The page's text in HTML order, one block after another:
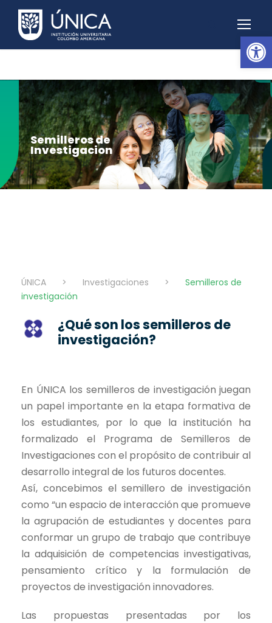
Abrir barra de herramientas
Semilleros de
Investigacion
ÚNICA > Investigaciones >
Semilleros de
investigación
¿Qué son los semilleros de
investigación?
En ÚNICA los semilleros de investigación juegan
un papel importante en la etapa formativa de
los estudiantes, por lo que la institución ha
formalizado el Programa de Semilleros de
Investigaciones con el propósito de contribuir al
desarrollo integral de los futuros docentes.
Así, concebimos el semillero de investigación
como “un espacio de interacción que promueve
la agrupación de estudiantes y docentes para
conformar un grupo de trabajo que contribuye
la adquisición de competencias investigativas,
pensamiento crítico y la formulación de
proyectos de investigación innovadores.
Las propuestas presentadas por los